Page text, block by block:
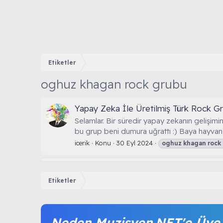
Etiketler
oghuz khagan rock grubu
Yapay Zeka İle Üretilmiş Türk Rock
Selamlar. Bir süredir yapay zekanın
bu grup beni dumura uğrattı :) Baya
icerik Konu 30 Eyl 2024 oghuz khagan rock
Etiketler